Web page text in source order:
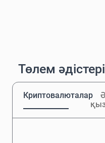
Төлем әдістері
Криптовалюталар